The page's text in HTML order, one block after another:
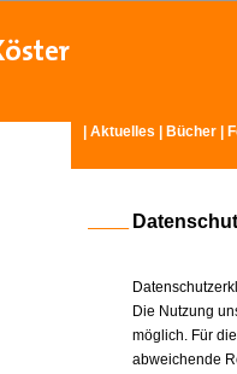
Aktuelles Bücher
Die Nutzung
möglich. Für
abweichende